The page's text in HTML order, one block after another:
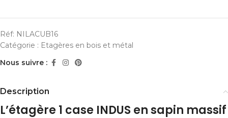
Réf: NILACUB16
Catégorie : Etagères en bois et métal
Nous suivre :
Description
L’étagère 1 case INDUS en sapin massif